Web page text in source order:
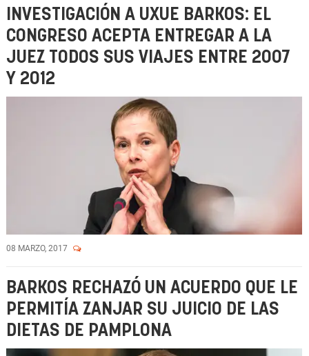
INVESTIGACIÓN A UXUE BARKOS: EL
CONGRESO ACEPTA ENTREGAR A LA
JUEZ TODOS SUS VIAJES ENTRE 2007
Y 2012
08 MARZO, 2017
BARKOS RECHAZÓ UN ACUERDO QUE LE
PERMITÍA ZANJAR SU JUICIO DE LAS
DIETAS DE PAMPLONA